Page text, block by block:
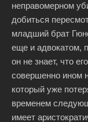
неправомерном
добиться
младший брат
еще и адвокатом,
он не знает, что
совершенно ином
который уже
временем
имеет